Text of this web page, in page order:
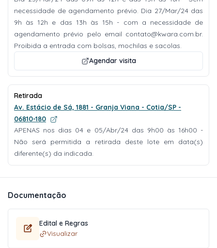
necessidade de agendamento prévio. Dia 27/Mar/24 das
9h às 12h e das 13h às 15h - com a necessidade de
agendamento prévio pelo email contato@kwara.com.br.
Proibida a entrada com bolsas, mochilas e sacolas.
Agendar visita
Retirada
Av. Estácio de Sá, 1881 - Granja Viana - Cotia/SP -
06810-180
APENAS nos dias 04 e 05/Abr/24 das 9h00 às 16h00 -
Não será permitida a retirada deste lote em data(s)
diferente(s) da indicada.
Documentação
Edital e Regras
Visualizar